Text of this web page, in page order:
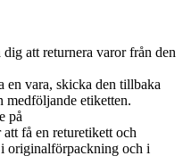
att returnera varor från den
en vara, skicka den tillbaka
medföljande etiketten.
på
få en returetikett och
originalförpackning och i